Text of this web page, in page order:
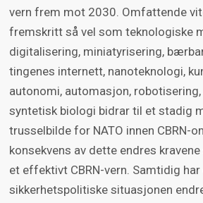
vern frem mot 2030. Omfattende
fremskritt så vel som teknologiske
digitalisering, miniatyrisering,
tingenes internett, nanoteknologi,
autonomi, automasjon,
syntetisk biologi bidrar til et stadig
trusselbilde for NATO innen CBRN-
konsekvens av dette endres
et effektivt CBRN-vern. Samtidig har
sikkerhetspolitiske situasjonen